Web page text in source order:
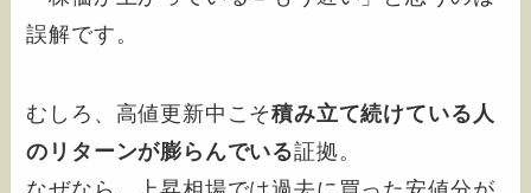
誤解です。
むしろ、高値更新中こそ積み立て続けている人
のリターンが膨らんでいる証拠。